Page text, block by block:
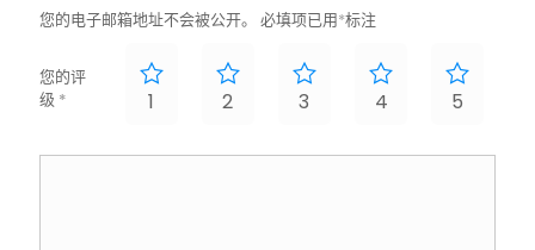
您的电子邮箱地址不会被公开。 必填项已用*标注
您的评
级 * 1 2 3 4 5